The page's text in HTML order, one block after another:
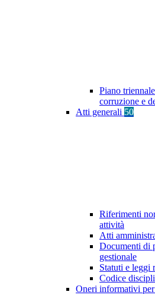
Piano
corruzione e
Atti generali 50
Riferimenti
attività
Atti
Documenti di
gestionale
Statuti e leggi
Codice
Oneri informativi